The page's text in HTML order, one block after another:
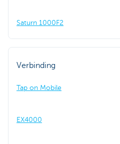
Saturn 1000F2
Verbinding
Tap on Mobile
EX4000